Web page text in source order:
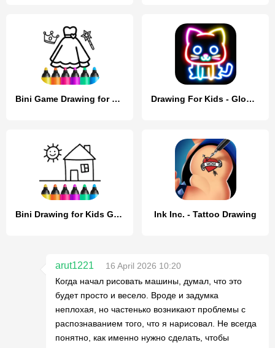
Bini Game Drawing for kids app Drawing For Kids - Glow Draw
Bini Drawing for Kids Games Ink Inc. - Tattoo Drawing
arut1221
16 April 2026 10:20
Когда начал рисовать машины, думал, что это
будет просто и весело. Вроде и задумка
неплохая, но частенько возникают проблемы с
распознаванием того, что я нарисовал. Не всегда
понятно, как именно нужно сделать, чтобы